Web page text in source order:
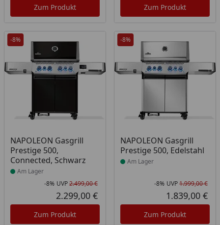
Zum Produkt Zum Produkt
-8%
NAPOLEON Gasgrill
Prestige 500,
Connected, Schwarz
Produkt am Lager
Am Lager
Rabatt in Prozent
-8%
Ursprünglicher Preis
UVP2.499,00 €
Aktueller Preis
2.299,00 €
Zum Produkt
-8%
NAPOLEON Gasgrill
Prestige 500, Edelstahl
Produkt am Lager
Am Lager
-8% UVP1.999,00 €
1.839,00 €
Zum Produkt